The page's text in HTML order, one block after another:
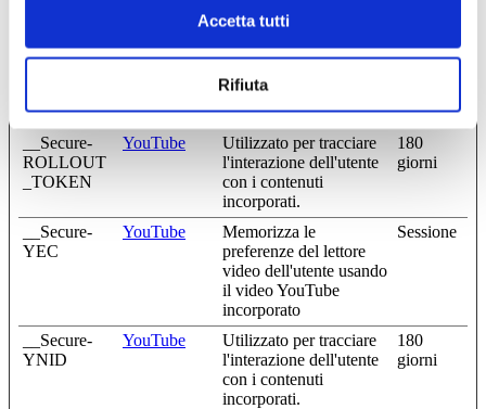
Accetta tutti
Rifiuta
Scopo
Durata
__Secure-
ROLLOUT
_TOKEN
YouTube
Utilizzato per tracciare
l'interazione dell'utente
con i contenuti
incorporati.
180
giorni
__Secure-
YEC
YouTube
Memorizza le
preferenze del lettore
video dell'utente usando
il video YouTube
incorporato
Sessione
__Secure-
YNID
YouTube
Utilizzato per tracciare
l'interazione dell'utente
con i contenuti
incorporati.
180
giorni